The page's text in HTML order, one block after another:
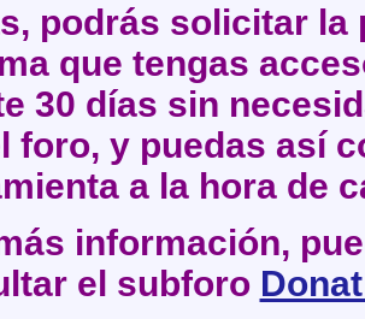
podrás solicitar
que tengas
30 días sin
foro, y puedas así
a la hora de
información,
el subforo